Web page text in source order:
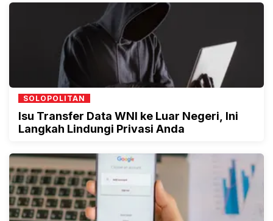
SOLOPOLITAN
Isu Transfer Data WNI ke Luar Negeri, Ini
Langkah Lindungi Privasi Anda